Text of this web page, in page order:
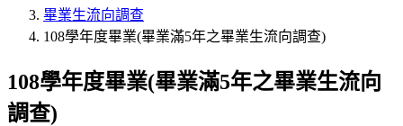
畢業生流向調查
108學年度畢業(畢業滿5年之畢業生流向調查)
108學年度畢業(畢業滿5年之畢業生流向
調查)